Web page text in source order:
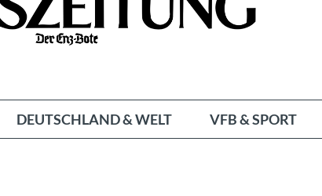
DEUTSCHLAND & WELT VFB & SPORT